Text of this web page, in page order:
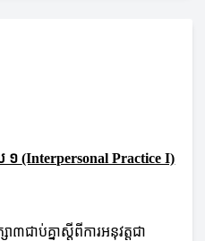
ល ១(Interpersonal Practice I)
ា៣ជាប់គ្នាស្ដីពីការអនុវត្ដជា